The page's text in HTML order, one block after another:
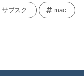
サブスク mac